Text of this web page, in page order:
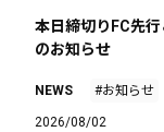
本日締切りFC先
のお知らせ
NEWS #お知らせ
2026/08/02